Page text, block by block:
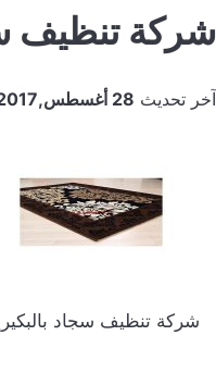
شركة تنظيف
آخر تحديث 28 أغسطس,2017
شركة تنظيف سجاد